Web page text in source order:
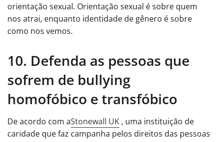
orientação sexual. Orientação sexual é sobre quem
nos atrai, enquanto identidade de gênero é sobre
como nos vemos.
10. Defenda as pessoas que
sofrem de bullying
homofóbico e transfóbico
De acordo com aStonewall UK , uma instituição de
caridade que faz campanha pelos direitos das pessoas